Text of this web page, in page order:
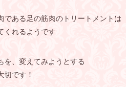
である足の筋肉のトリートメントは
くれるようです
を、変えてみようとする
切です！